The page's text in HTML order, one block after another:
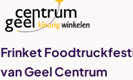
Frinket
van Geel Centrum